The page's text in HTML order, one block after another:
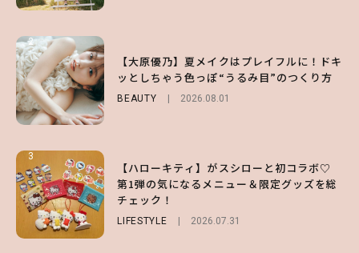
2
【大原優乃】夏メイクはプレイフルに！ドキ
ッとしちゃう色っぽ“うるみ目”のつくり方
BEAUTY 2026.08.01
3
【ハローキティ】がスシローと初コラボ♡
第1弾の気になるメニュー＆限定グッズを総
チェック！
LIFESTYLE 2026.07.31
2
【齋藤飛鳥】人生初のロブに！「意外としっ
くりくるし、すごく新鮮で心地いい」ヘアカ
ットの様子を独占でお届け♡
ENTERTAINMENT
3
【スタバ】約160通りのカスタマイズができ
る⁉ 39店舗限定『My フルーツ³ フラペチー
ノ®』を徹底レポ♡
LIFESTYLE 2026.07.30
2
【付録】総柄ハローキティが可愛すぎ♡ 紀
ノ国屋コラボの“優秀保冷バッグ”は夏の強
い味方！【オトナミューズ9月号増刊】
3
【谷まりあ】夏は“シアースカート”でさり
げなく肌見せ！透け感のニュアンスを楽しめ
るマストハブアイテム4選
FASHION 2026.07.19